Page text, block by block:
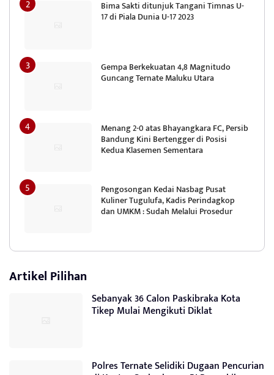
Bima Sakti ditunjuk Tangani Timnas U-
17 di Piala Dunia U-17 2023
Gempa Berkekuatan 4,8 Magnitudo
Guncang Ternate Maluku Utara
Menang 2-0 atas Bhayangkara FC, Persib
Bandung Kini Bertengger di Posisi
Kedua Klasemen Sementara
Pengosongan Kedai Nasbag Pusat
Kuliner Tugulufa, Kadis Perindagkop
dan UMKM : Sudah Melalui Prosedur
Artikel Pilihan
Sebanyak 36 Calon Paskibraka Kota
Tikep Mulai Mengikuti Diklat
Polres Ternate Selidiki Dugaan Pencurian